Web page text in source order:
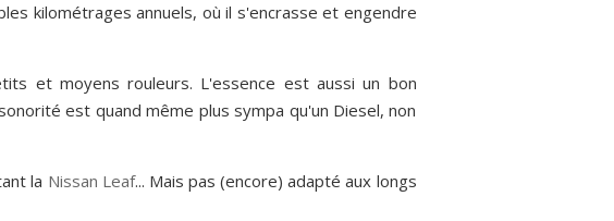
kilométrages annuels, où il s'encrasse et engendre
et moyens rouleurs. L'essence est aussi un bon
est quand même plus sympa qu'un Diesel, non
la Nissan Leaf... Mais pas (encore) adapté aux longs